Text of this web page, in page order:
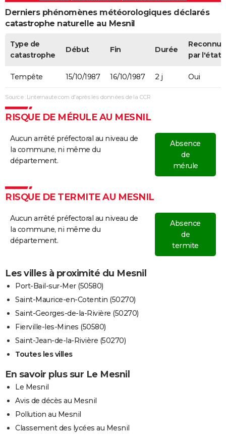
Derniers phénomènes météorologiques déclarés
catastrophe naturelle au Mesnil
Type de
catastrophe
Début Fin Durée
Reconnue
par l'état
Tempête 15/10/1987 16/10/1987 2 j Oui
Source : Linternaute.com d'après les données de la CCR
RISQUE DE MÉRULE AU MESNIL
Aucun arrêté préfectoral au niveau de
la commune, ni même du
département.
Absence
de
mérule
RISQUE DE TERMITE AU MESNIL
Aucun arrêté préfectoral au niveau de
la commune, ni même du
département.
Absence
de
termite
Les villes à proximité du Mesnil
Port-Bail-sur-Mer (50580)
Saint-Maurice-en-Cotentin (50270)
Saint-Georges-de-la-Rivière (50270)
Fierville-les-Mines (50580)
Saint-Jean-de-la-Rivière (50270)
Toutes les villes
En savoir plus sur Le Mesnil
Le Mesnil
Avis de décès au Mesnil
Pollution au Mesnil
Classement des lycées au Mesnil